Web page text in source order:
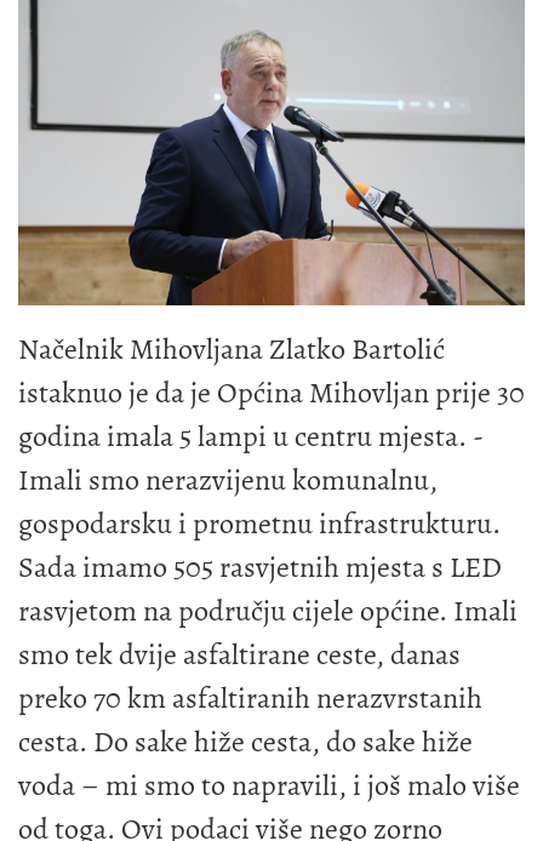
Načelnik Mihovljana Zlatko Bartolić
istaknuo je da je Općina Mihovljan prije 30
godina imala 5 lampi u centru mjesta. -
Imali smo nerazvijenu komunalnu,
gospodarsku i prometnu infrastrukturu.
Sada imamo 505 rasvjetnih mjesta s LED
rasvjetom na području cijele općine. Imali
smo tek dvije asfaltirane ceste, danas
preko 70 km asfaltiranih nerazvrstanih
cesta. Do sake hiže cesta, do sake hiže
voda – mi smo to napravili, i još malo više
od toga. Ovi podaci više nego zorno